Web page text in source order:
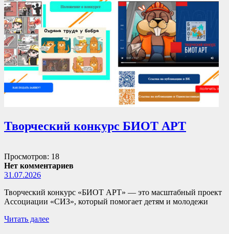
Творческий конкурс БИОТ АРТ
Просмотров: 18
Нет комментариев
31.07.2026
Творческий конкурс «БИОТ АРТ» — это масштабный проект
Ассоциации «СИЗ», который помогает детям и молодежи
Читать далее